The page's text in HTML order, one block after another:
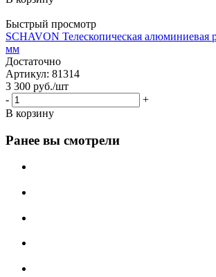
Быстрый просмотр
SCHAVON Телескопическая алюминиевая
мм
Достаточно
Артикул: 81314
3 300 руб./шт
-
+
В корзину
Ранее вы смотрели